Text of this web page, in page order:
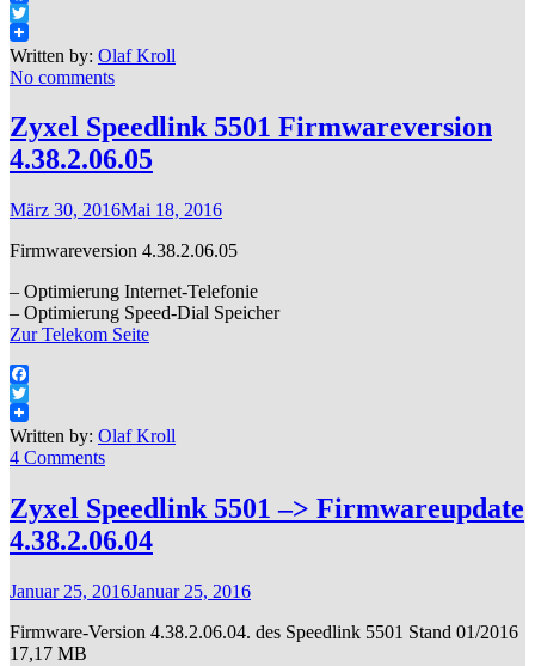
Facebook
Twitter
Written by: Olaf Kroll
No comments
Zyxel Speedlink 5501 Firmwareversion
4.38.2.06.05
März 30, 2016Mai 18, 2016
Firmwareversion 4.38.2.06.05
– Optimierung Internet-Telefonie
– Optimierung Speed-Dial Speicher
Zur Telekom Seite
Facebook
Twitter
Written by: Olaf Kroll
4 Comments
Zyxel Speedlink 5501 –> Firmwareupdate
4.38.2.06.04
Januar 25, 2016Januar 25, 2016
Firmware-Version 4.38.2.06.04. des Speedlink 5501 Stand 01/2016
17,17 MB